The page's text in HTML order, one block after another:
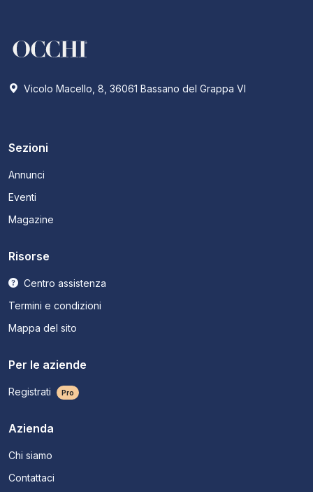
Vicolo Macello, 8, 36061 Bassano del Grappa VI
Sezioni
Annunci
Eventi
Magazine
Risorse
Centro assistenza
Termini e condizioni
Mappa del sito
Per le aziende
Registrati Pro
Azienda
Chi siamo
Contattaci